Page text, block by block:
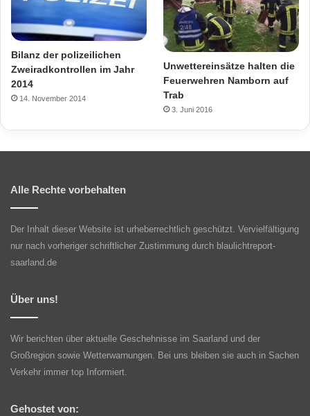
Bilanz der polizeilichen
Zweiradkontrollen im Jahr
2014
14. November 2014
Unwettereinsätze halten die
Feuerwehren Namborn auf
Trab
3. Juni 2016
Alle Rechte vorbehalten
Der Inhalt dieser Website ist urheberrechtlich geschützt. Vervielfältigung
nur nach vorheriger schriftlicher Zustimmung durch blaulichtreport-
saarland.de
Über uns!
Wir berichten über aktuelle Geschehnisse im Saarland und der
Großregion sowie Wetterwarnungen. Bei uns bleiben sie auch in Sachen
Verkehr immer top Informiert.
Gehostet von: